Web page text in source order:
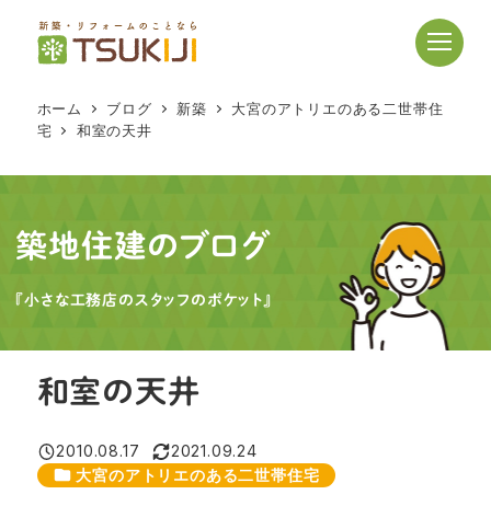
へ
動
ホーム ブログ 新築
大宮のアトリエのある二世帯住
宅
和室の天井
築地住建のブログ
『小さな工務店のスタッフのポケット』
和室の天井
投稿日
2010.08.17
更新日
2021.09.24
カテゴリー
大宮のアトリエのある二世帯住宅